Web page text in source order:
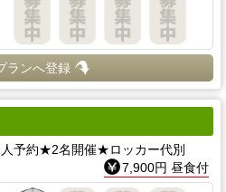
ランへ登録
予約★2名開催★ロッカー代別
7,900円 昼食付